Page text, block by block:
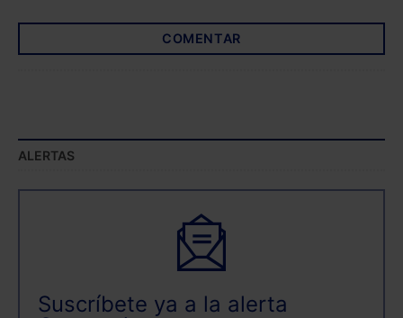
COMENTAR
ALERTAS
Suscríbete ya a la alerta